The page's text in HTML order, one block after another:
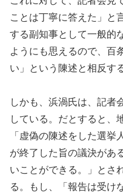
ことは丁寧に答えた」と
する副知事として一般的
ようにも思えるので、百
い」という陳述と相反す
しかも、浜渦氏は、記者
している。だとすると、
「虚偽の陳述をした選
が終了した旨の議決があ
いことができる。」とさ
る。もし、「報告は受け